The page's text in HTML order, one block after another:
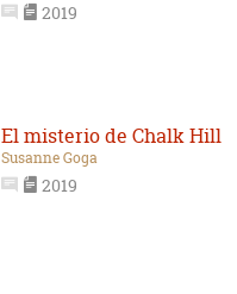
2019
El misterio de Chalk Hill
Susanne Goga
2019